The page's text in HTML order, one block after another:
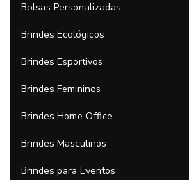
Bolsas Personalizadas
Brindes Ecológicos
Brindes Esportivos
Brindes Femininos
Brindes Home Office
Brindes Masculinos
Brindes para Eventos